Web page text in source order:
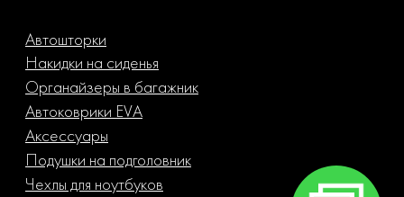
Автошторки
Накидки на сиденья
Органайзеры в багажник
Автоковрики EVA
Аксессуары
Подушки на подголовник
Чехлы для ноутбуков